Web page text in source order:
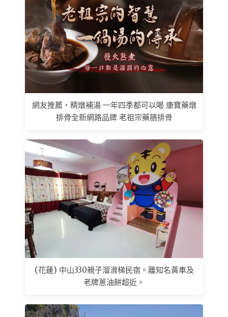
網友推薦 • 精燉補湯 一年四季都可以喝 康寶藥燉
排骨全新網路品牌 老祖宗藥膳排骨
(花蓮) 中山330親子溜滑梯民宿。離知名黃車及
老牌蔥油餅超近。